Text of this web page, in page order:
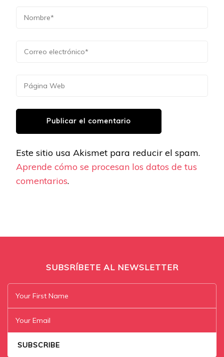
Este sitio usa Akismet para reducir el spam.
Aprende cómo se procesan los datos de tus
comentarios.
SUBSRÍBETE AL NEWSLETTER